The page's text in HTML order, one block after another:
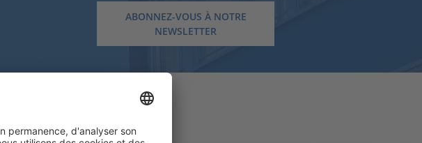
ABONNEZ-VOUS À NOTRE
NEWSLETTER